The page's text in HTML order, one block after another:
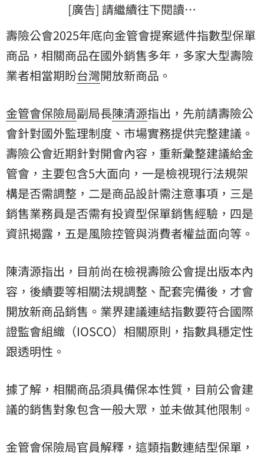
[廣告] 請繼續往下閱讀…
壽險公會2025年底向金管會提案遞件指數型保單
商品，相關商品在國外銷售多年，多家大型壽險
業者相當期盼台灣開放新商品。
金管會保險局副局長陳清源指出，先前請壽險公
會針對國外監理制度、市場實務提供完整建議。
壽險公會近期針對開會內容，重新彙整建議給金
管會，主要包含5大面向，一是檢視現行法規架
構是否需調整，二是商品設計需注意事項，三是
銷售業務員是否需有投資型保單銷售經驗，四是
資訊揭露，五是風險控管與消費者權益面向等。
陳清源指出，目前尚在檢視壽險公會提出版本內
容，後續要等相關法規調整、配套完備後，才會
開放新商品銷售。業界建議連結指數要符合國際
證監會組織（IOSCO）相關原則，指數具穩定性
跟透明性。
據了解，相關商品須具備保本性質，目前公會建
議的銷售對象包含一般大眾，並未做其他限制。
金管會保險局官員解釋，這類指數連結型保單，